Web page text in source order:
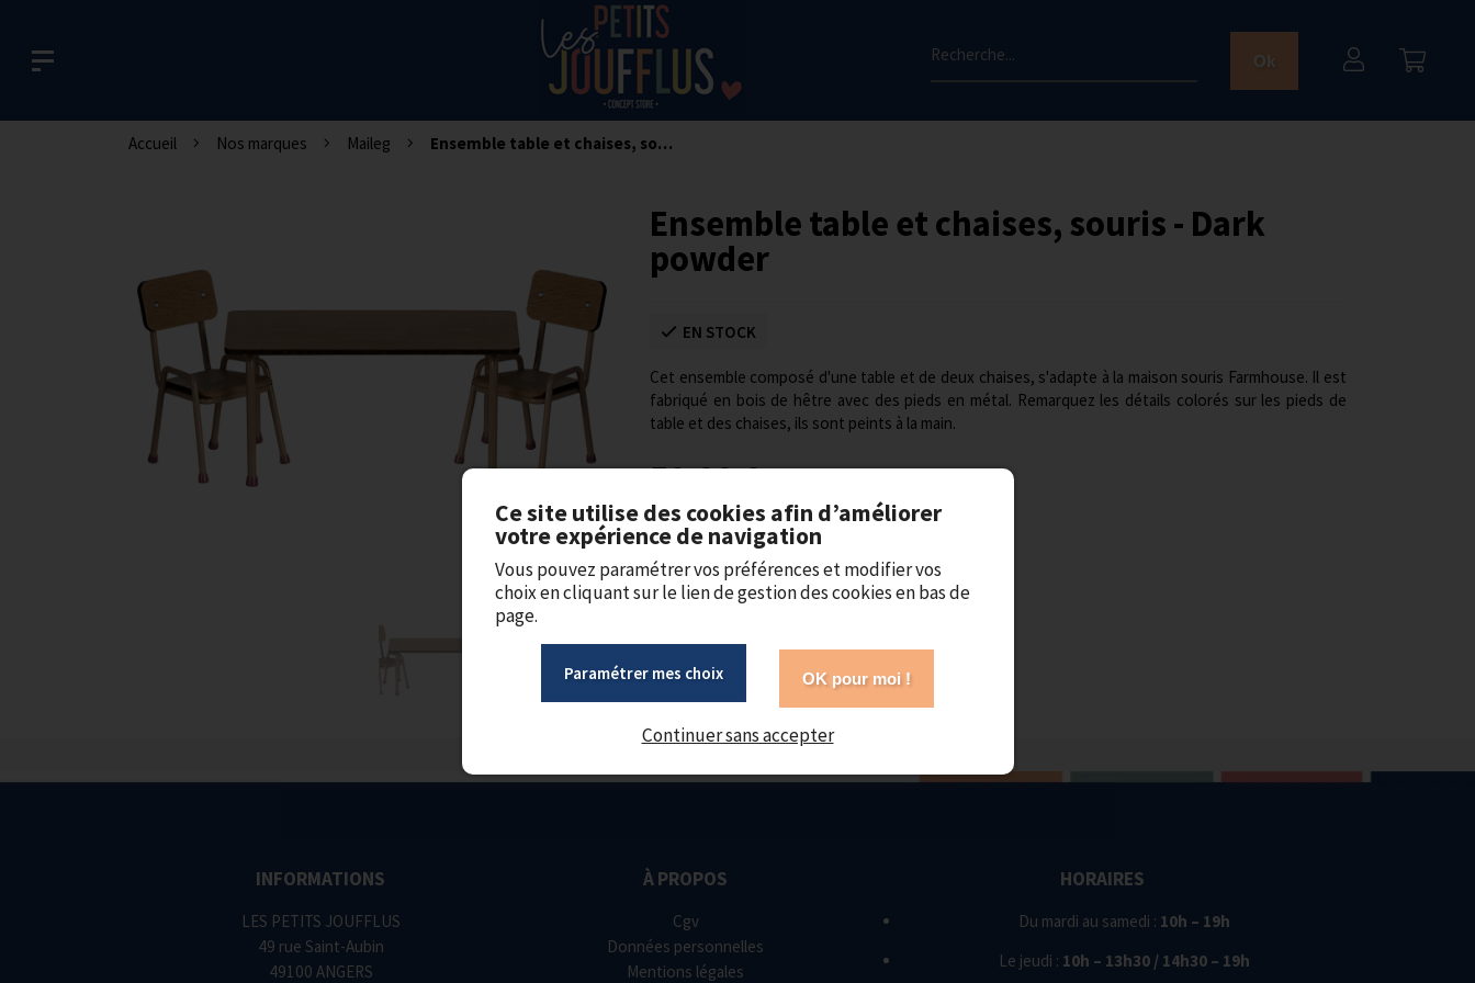
Recherche... Ok
Accueil Nos marques Maileg Ensemble table et chaises, souris - Dark powder
Ensemble table et chaises, souris - Dark
powder
EN STOCK
Cet ensemble composé d'une table et de deux chaises, s'adapte à la maison souris Farmhouse. Il est
fabriqué en bois de hêtre avec des pieds en métal. Remarquez les détails colorés sur les pieds de
table et des chaises, ils sont peints à la main.
50,00 €
Ajouter au panier
INFORMATIONS
LES PETITS JOUFFLUS
49 rue Saint-Aubin
49100 ANGERS
À PROPOS
Cgv
Données personnelles
Mentions légales
HORAIRES
Du mardi au samedi : 10h – 19h
Le jeudi : 10h – 13h30 / 14h30 – 19h
Ce site utilise des cookies afin d’améliorer
votre expérience de navigation
Vous pouvez paramétrer vos préférences et modifier vos
choix en cliquant sur le lien de gestion des cookies en bas de
page.
Paramétrer mes choix OK pour moi !
Continuer sans accepter